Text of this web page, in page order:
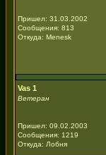
Пришел: 31.03.2002
Сообщения: 813
Откуда: Menesk
Vas 1
Ветеран
Пришел: 09.02.2003
Сообщения: 1219
Откуда: Лобня